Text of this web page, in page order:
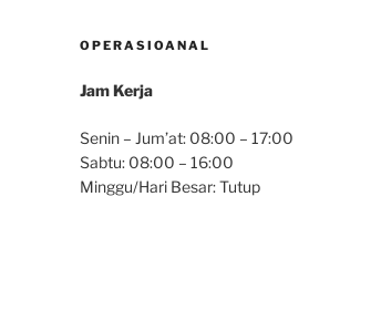
OPERASIOANAL
Jam Kerja
Senin – Jum’at: 08:00 – 17:00
Sabtu: 08:00 – 16:00
Minggu/Hari Besar: Tutup